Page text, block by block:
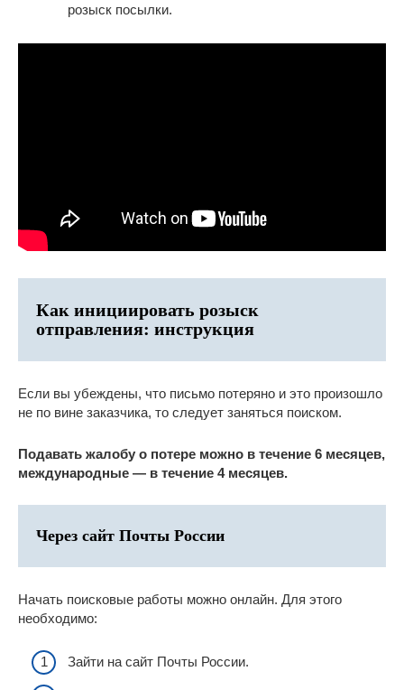
розыск посылки.
Как инициировать розыск
отправления: инструкция
Если вы убеждены, что письмо потеряно и это произошло
не по вине заказчика, то следует заняться поиском.
Подавать жалобу о потере можно в течение 6 месяцев,
международные — в течение 4 месяцев.
Через сайт Почты России
Начать поисковые работы можно онлайн. Для этого
необходимо:
Зайти на сайт Почты России.